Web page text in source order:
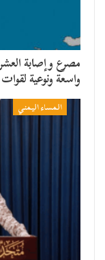
مصرع وإصابة
واسعة ونوعية
المساء اليمني